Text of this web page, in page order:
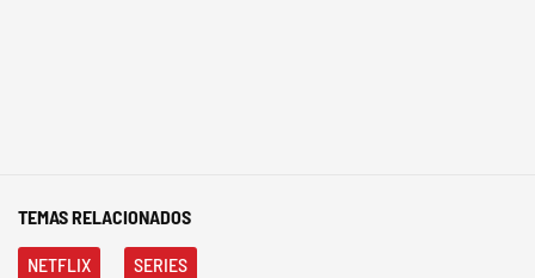
TEMAS RELACIONADOS
NETFLIX SERIES